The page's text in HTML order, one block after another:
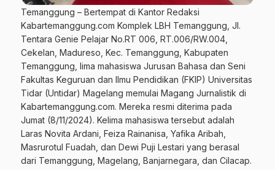
Temanggung – Bertempat di Kantor Redaksi
Kabartemanggung.com Komplek LBH Temanggung, Jl.
Tentara Genie Pelajar No.RT 006, RT.006/RW.004,
Cekelan, Madureso, Kec. Temanggung, Kabupaten
Temanggung, lima mahasiswa Jurusan Bahasa dan Seni
Fakultas Keguruan dan Ilmu Pendidikan (FKIP) Universitas
Tidar (Untidar) Magelang memulai Magang Jurnalistik di
Kabartemanggung.com. Mereka resmi diterima pada
Jumat (8/11/2024). Kelima mahasiswa tersebut adalah
Laras Novita Ardani, Feiza Rainanisa, Yafika Aribah,
Masrurotul Fuadah, dan Dewi Puji Lestari yang berasal
dari Temanggung, Magelang, Banjarnegara, dan Cilacap.